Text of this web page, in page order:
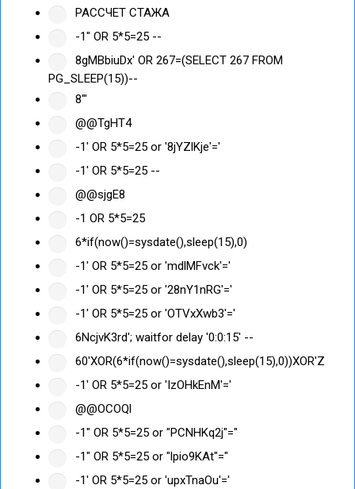
РАССЧЕТ СТАЖА
-1" OR 5*5=25 --
8gMBbiuDx' OR 267=(SELECT 267 FROM
PG_SLEEP(15))--
8'"
@@TgHT4
-1' OR 5*5=25 or '8jYZlKje'='
-1' OR 5*5=25 --
@@sjgE8
-1 OR 5*5=25
6*if(now()=sysdate(),sleep(15),0)
-1' OR 5*5=25 or 'mdlMFvck'='
-1' OR 5*5=25 or '28nY1nRG'='
-1' OR 5*5=25 or 'OTVxXwb3'='
6NcjvK3rd'; waitfor delay '0:0:15' --
60'XOR(6*if(now()=sysdate(),sleep(15),0))XOR'Z
-1' OR 5*5=25 or 'IzOHkEnM'='
@@OCOQl
-1" OR 5*5=25 or "PCNHKq2j"="
-1" OR 5*5=25 or "lpio9KAt"="
-1' OR 5*5=25 or 'upxTnaOu'='